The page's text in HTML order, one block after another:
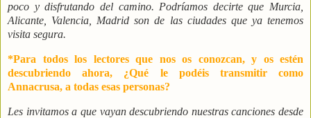
poco y disfrutando del camino. Podríamos decirte que Murcia,
Alicante, Valencia, Madrid son de las ciudades que ya tenemos
visita segura.
*Para todos los lectores que nos os conozcan, y os estén
descubriendo ahora, ¿Qué le podéis transmitir como
Annacrusa, a todas esas personas?
Les invitamos a que vayan descubriendo nuestras canciones desde